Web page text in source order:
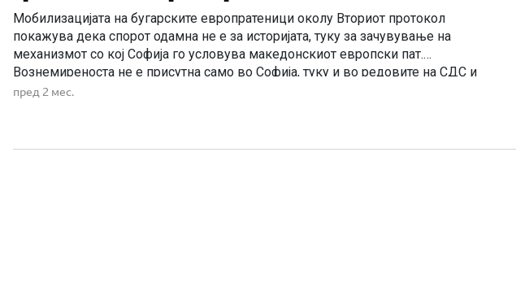
Мобилизацијата на бугарските европратеници околу Вториот протокол
покажува дека спорот одамна не е за историјата, туку за зачувување на
механизмот со кој Софија го условува македонскиот европски пат.
Вознемиреноста не е присутна само во Софија, туку и во редовите на СДС и
Венко Филипче, бидејќи евентуалното исфрлање на Вториот протокол од
пред 2 мес.